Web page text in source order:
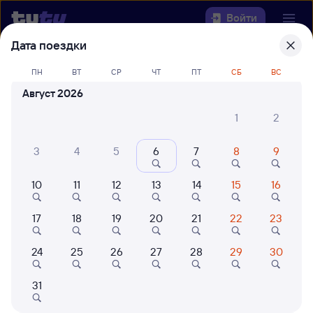
Войти
Выберите день, чтобы найтиж/д
билеты Возрождение — Керчь-
Южная (Новый Парк)
Откуда
Куда
Когда
Кто едет
Дата поездки
ПН ВТ СР ЧТ ПТ СБ ВС
Август 2026
1
2
3 4 5 6 7 8 9
10 11 12 13 14 15 16
17 18 19 20 21 22 23
24 25 26 27 28 29 30
31